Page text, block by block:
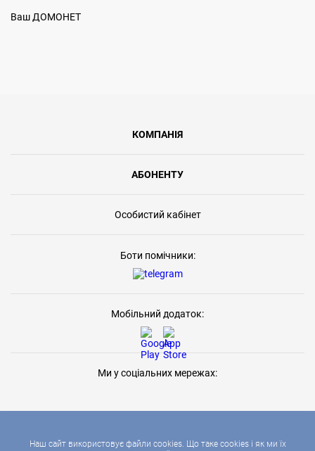
Наш сайт використовує файли cookies. Що таке cookies і як ми їх
Ваш ДОМОНЕТ
КОМПАНІЯ
АБОНЕНТУ
Особистий кабінет
Боти помічники:
Мобільний додаток:
Ми у соціальних мережах: